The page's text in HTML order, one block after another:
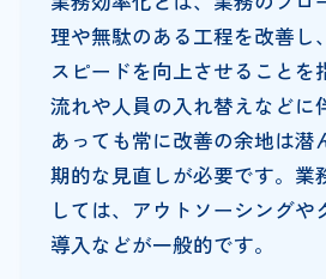
理や無駄のある工程を改善し
スピードを向上させることを
流れや人員の入れ替えなどに
あっても常に改善の余地は潜
期的な見直しが必要です。業
しては、アウトソーシングや
導入などが一般的です。